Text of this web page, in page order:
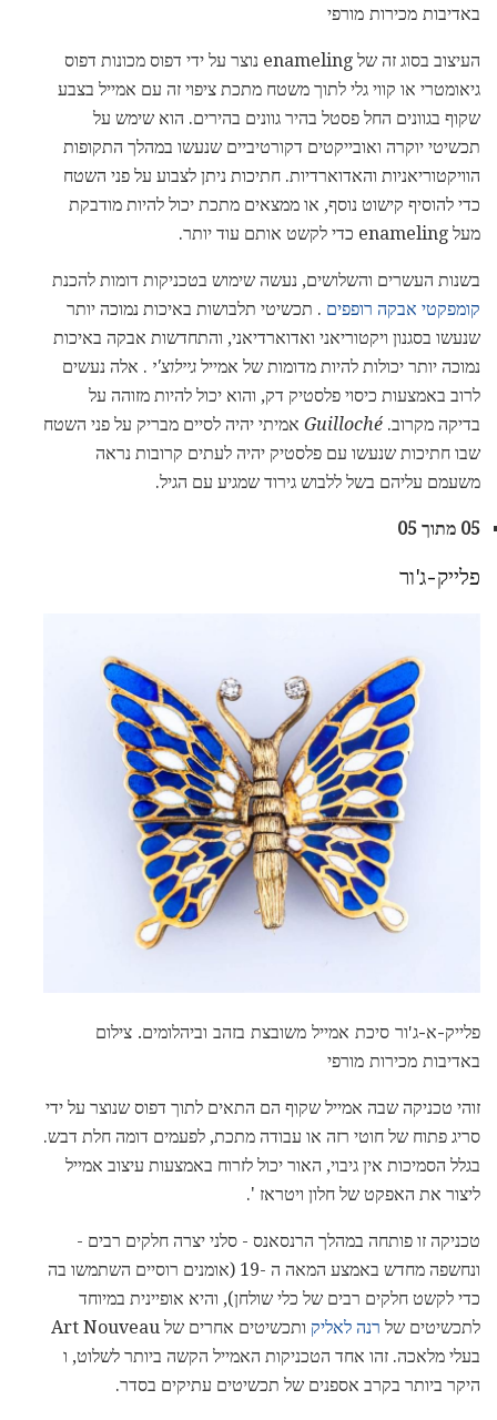
באדיבות מכירות מורפי
העיצוב בסוג זה של enameling נוצר על ידי דפוס מכונות דפוס
גיאומטרי או קווי גלי לתוך משטח מתכת ציפוי זה עם אמייל בצבע
שקוף בגוונים החל פסטל בהיר גוונים בהירים. הוא שימש על
תכשיטי יוקרה ואובייקטים דקורטיביים שנעשו במהלך התקופות
הוויקטוריאניות והאדוארדיות. חתיכות ניתן לצבוע על פני השטח
כדי להוסיף קישוט נוסף, או ממצאים מתכת יכול להיות מודבקת
מעל enameling כדי לקשט אותם עוד יותר.
בשנות העשרים והשלושים, נעשה שימוש בטכניקות דומות להכנת
קומפקטי אבקה רופפים . תכשיטי תלבושות באיכות נמוכה יותר
שנעשו בסגנון ויקטוריאני ואדוארדיאני, והתחדשות אבקה באיכות
נמוכה יותר יכולות להיות מדומות של אמייל גיילוצ'י . אלה נעשים
לרוב באמצעות כיסוי פלסטיק דק, והוא יכול להיות מזוהה על
בדיקה מקרוב. Guilloché אמיתי יהיה לסיים מבריק על פני השטח
שבו חתיכות שנעשו עם פלסטיק יהיה לעתים קרובות נראה
משעמם עליהם בשל ללבוש גירוד שמגיע עם הגיל.
05 מתוך 05
פלייק-ג'ור
פלייק-א-ג'ור סיכת אמייל משובצת בזהב וביהלומים. צילום
באדיבות מכירות מורפי
זוהי טכניקה שבה אמייל שקוף הם התאים לתוך דפוס שנוצר על ידי
סריג פתוח של חוטי רזה או עבודה מתכת, לפעמים דומה חלת דבש.
בגלל הסמיכות אין גיבוי, האור יכול לזרוח באמצעות עיצוב אמייל
ליצור את האפקט של חלון ויטראז '.
טכניקה זו פותחה במהלך הרנסאנס - סלני יצרה חלקים רבים -
ונחשפה מחדש באמצע המאה ה -19 (אומנים רוסיים השתמשו בה
כדי לקשט חלקים רבים של כלי שולחן), והיא אופיינית במיוחד
לתכשיטים של רנה לאליק
ותכשיטים אחרים של Art Nouveau
בעלי מלאכה. זהו אחד הטכניקות האמייל הקשה ביותר לשלוט, ו
היקר ביותר בקרב אספנים של תכשיטים עתיקים בסדר.